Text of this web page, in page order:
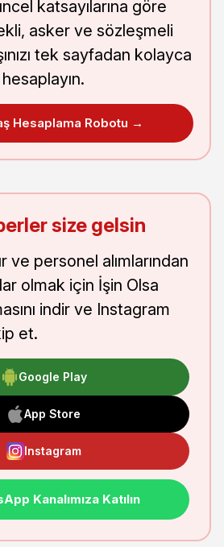
katsayılarına göre
asker ve sözleşmeli
tek sayfadan kolayca
hesaplayın.
Hesaplama Robotu →
size gelsin
ve personel alımlarından
olmak için İşin Olsa
indir ve Instagram
et.
Google Play
App Store
Instagram
Kanalımıza Katılın